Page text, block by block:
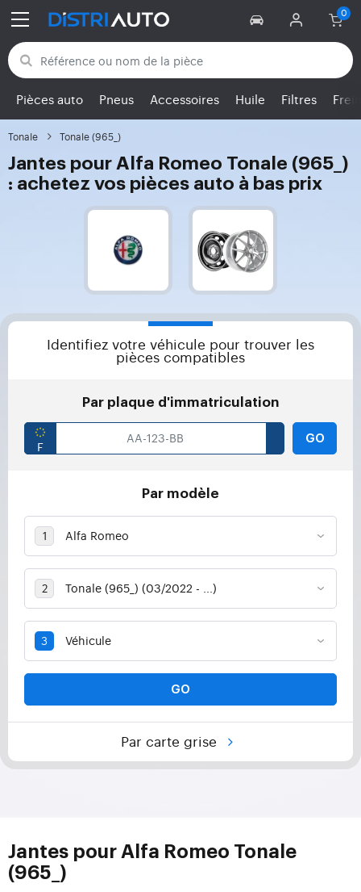
Retour aux catégories
Pièces auto Pneus Accessoires Huile Filtres
Tonale Tonale (965_)
Jantes pour Alfa Romeo Tonale (965_)
: achetez vos pièces auto à bas prix
Identifiez votre véhicule pour trouver les
pièces compatibles
Par plaque d'immatriculation
GO
Par modèle
GO
Par carte grise
Jantes pour Alfa Romeo Tonale
(965_)